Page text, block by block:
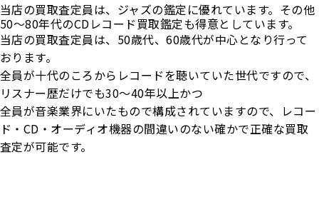
当店の買取査定員は、ジャズの鑑定に優れています。その他
50～80年代のCDレコード買取鑑定も得意としています。
当店の買取査定員は、50歳代、60歳代が中心となり行って
おります。
全員が十代のころからレコードを聴いていた世代ですので、
リスナー歴だけでも30～40年以上かつ
全員が音楽業界にいたもので構成されていますので、レコー
ド・CD・オーディオ機器の間違いのない確かで正確な買取
査定が可能です。